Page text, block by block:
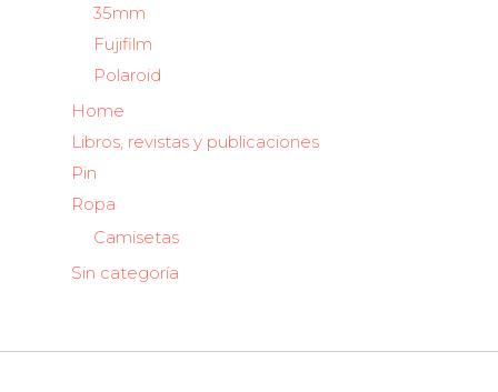
35mm
Fujifilm
Polaroid
Home
Libros, revistas y publicaciones
Pin
Ropa
Camisetas
Sin categoría